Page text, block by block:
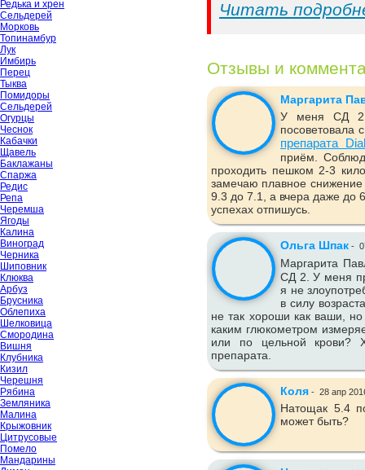
Редька и хрен
Сельдерей
Морковь
Топинамбур
Лук
Имбирь
Перец
Тыква
Помидоры
Сельдерей
Огурцы
Чеснок
Кабачки
Щавель
Баклажаны
Спаржа
Редис
Репа
Черемша
Ягоды
Калина
Виноград
Черника
Шиповник
Клюква
Арбуз
Брусника
Облепиха
Шелковица
Смородина
Вишня
Клубника
Кизил
Черешня
Рябина
Земляника
Малина
Крыжовник
Цитрусовые
Помело
Мандарины
Читать
Отзывы и
Маргарита
У меня СД 2
посоветовала
препарата
приём.
проходить пешком 2-3
замечаю плавное снижение
9.3 до 7.1, а вчера даже до
успехах отпишусь.
Ольга Шпак -
Маргарита
СД 2. У меня
я не
в силу
не так хороши как ваши,
каким глюкометром
или по цельной крови?
препарата.
Коля - 28 апр
Натощак 5.4
может быть?